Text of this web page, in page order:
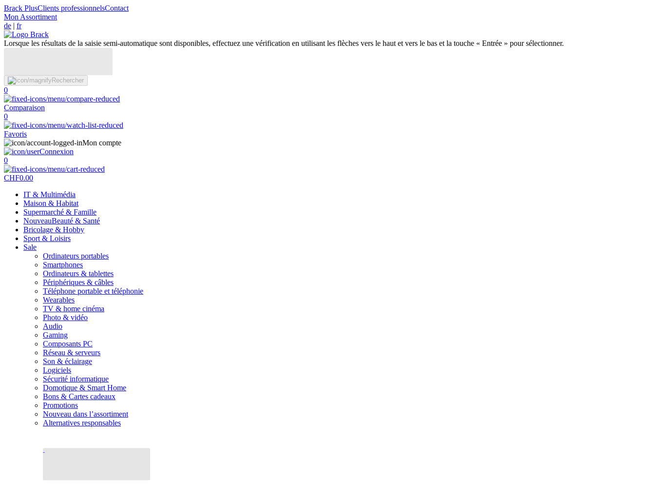
Brack PlusClients professionnelsContact
Mon Assortiment
de | fr
Lorsque les résultats de la saisie semi-automatique sont disponibles, effectuez une vérification en utilisant les flèches vers le haut et vers le bas et la touche « Entrée » pour sélectionner.
Rechercher
0
Comparaison
0
Favoris
Mon compte
Connexion
0
CHF0.00
IT & Multimédia
Maison & Habitat
Supermarché & Famille
NouveauBeauté & Santé
Bricolage & Hobby
Sport & Loisirs
Sale
Ordinateurs portables
Smartphones
Ordinateurs & tablettes
Périphériques & câbles
Téléphone portable et téléphonie
Wearables
TV & home cinéma
Photo & vidéo
Audio
Gaming
Composants PC
Réseau & serveurs
Son & éclairage
Logiciels
Sécurité informatique
Domotique & Smart Home
Bons & Cartes cadeaux
Promotions
Nouveau dans l’assortiment
Alternatives responsables